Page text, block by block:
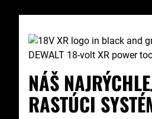
NÁŠ
RASTÚCI